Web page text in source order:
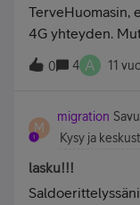
vähän räpläsin
TerveHuomasin,
4G yhteyden.
yhteys katoaa
ulkoinen antenni,
Onnistuuko asia
xx, 10420
0 4 A 11
M
migration
Kysy ja
lasku!!!